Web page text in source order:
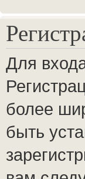
Для
более
быть